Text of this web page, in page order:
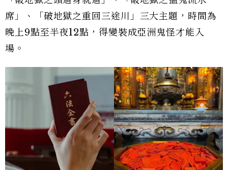
席」、「破地獄之重回三途川」三大主題，時間為
晚上9點至半夜12點，得變裝成亞洲鬼怪才能入
場。